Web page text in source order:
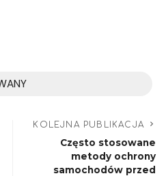
KOLEJNA PUBLIKACJA
Często stosowane
metody ochrony
samochodów przed